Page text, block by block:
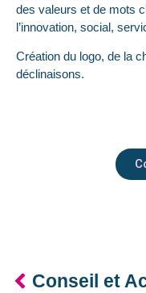
des valeurs et de mots
l’innovation, social,
Création du logo, de la
déclinaisons.